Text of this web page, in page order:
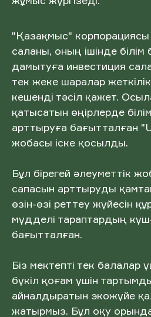
"Қазақмыс" корпорациясы
саланы, оның ішінде білім
дамытуға инвестиция
тек жеке шаралар
кешенді тәсіл қажет.
қатысатын өңірлерде
арттыруға бағытталған
жобасы іске қосылды.
Бұл бірегей әлеуметтік
сапасын арттыруды
өзін-өзі реттеу жүйесін
мүдделі тараптардың күш-
бағытталған.
Біз мектепті тек балалар
бүкіл қоғам үшін
айналдыратын экожүйе
жатырмыз. Бұл оқу